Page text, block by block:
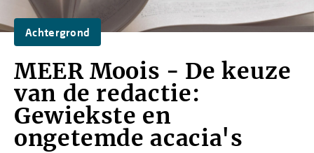
Achtergrond
MEER Moois - De keuze
van de redactie:
Gewiekste en
ongetemde acacia's